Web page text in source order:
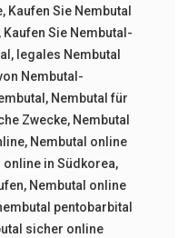
, Kaufen Sie Nembutal
Kaufen Sie Nembutal-
, legales Nembutal
Nembutal-
, Nembutal für
Zwecke, Nembutal
, Nembutal online
online in Südkorea,
, Nembutal online
pentobarbital
sicher online